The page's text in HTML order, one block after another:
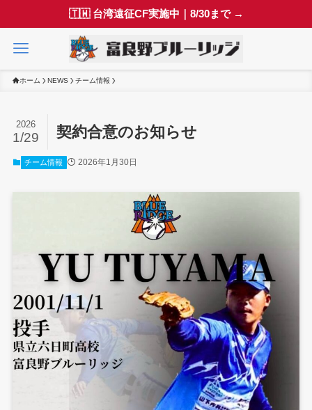
🇹🇼 台湾遠征CF実施中｜8/30まで →
ホーム NEWS チーム情報
契約合意のお知らせ
2026
1/29
チーム情報 2026年1月30日